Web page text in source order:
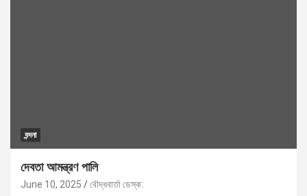
বন্দনা
দেবতা আমন্ত্রণ পালি
June 10, 2025 বৌদ্ধবার্তা ডেস্ক: